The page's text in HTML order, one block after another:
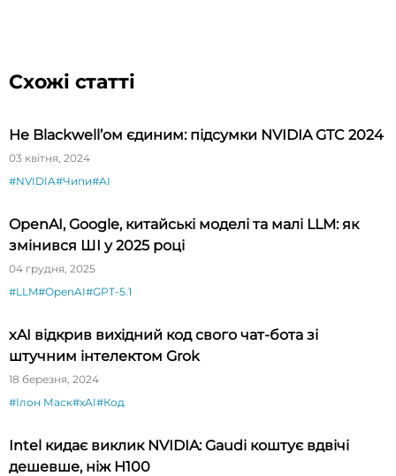
Схожі статті
Не Blackwell’ом єдиним: підсумки NVIDIA GTC 2024
03 квітня, 2024
#NVIDIA#Чипи#AI
OpenAI, Google, китайські моделі та малі LLM: як
змінився ШІ у 2025 році
04 грудня, 2025
#LLM#OpenAI#GPT-5.1
xAI відкрив вихідний код свого чат-бота зі
штучним інтелектом Grok
18 березня, 2024
#Ілон Маск#xAI#Код
Intel кидає виклик NVIDIA: Gaudi коштує вдвічі
дешевше, ніж H100